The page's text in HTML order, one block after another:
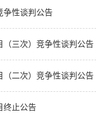
争性谈判公告
（三次）竞争性谈判公告
（二次）竞争性谈判公告
终止公告